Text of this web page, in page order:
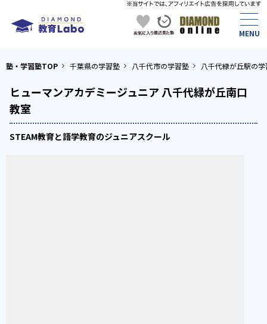
塾・学習塾TOP 千葉県の学習塾 八千代市の学習塾 八千代緑が丘駅の
ヒューマンアカデミージュニア 八千代緑が丘南口
教室
STEAM教育と語学教育のジュニアスクール